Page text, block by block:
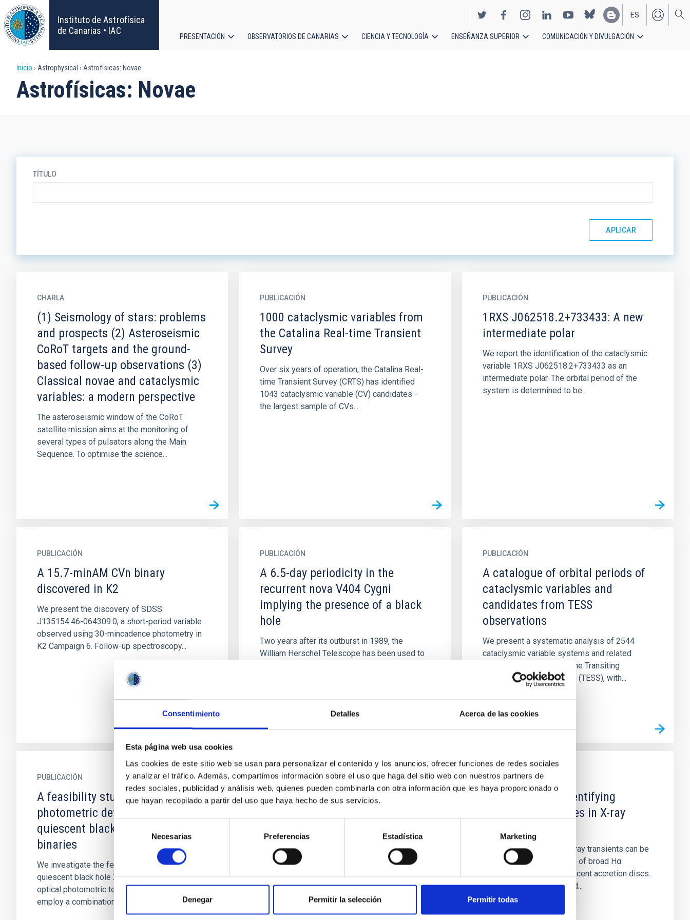
Consentimiento Detalles Acerca de las cookies
Esta página web usa cookies
Las cookies de este sitio web se usan para personalizar el contenido y los anuncios, ofrecer funciones de redes sociales
y analizar el tráfico. Además, compartimos información sobre el uso que haga del sitio web con nuestros partners de
redes sociales, publicidad y análisis web, quienes pueden combinarla con otra información que les haya proporcionado o
que hayan recopilado a partir del uso que haya hecho de sus servicios.
Selección
consentimiento
Necesarias Preferencias Estadística Marketing
Denegar Permitir la selección Permitir todas
Pasar
al
contenido
principal
Instituto de Astrofísica
de Canarias • IAC
EN
ES
PRESENTACIÓN OBSERVATORIOS DE CANARIAS CIENCIA Y TECNOLOGÍA ENSEÑANZA SUPERIOR COMUNICACIÓN Y DIVULGACIÓN
Sobrescribir
enlaces
Inicio Astrophysical Astrofísicas: Novae
Astrofísicas: Novae
TÍTULO
CHARLA
(1) Seismology of stars: problems
and prospects (2) Asteroseismic
CoRoT targets and the ground-
based follow-up observations (3)
Classical novae and cataclysmic
variables: a modern perspective
The asteroseismic window of the CoRoT
satellite mission aims at the monitoring of
several types of pulsators along the Main
Sequence. To optimise the science...
PUBLICACIÓN
1000 cataclysmic variables from
the Catalina Real-time Transient
Survey
Over six years of operation, the Catalina Real-
time Transient Survey (CRTS) has identified
1043 cataclysmic variable (CV) candidates -
the largest sample of CVs...
PUBLICACIÓN
1RXS J062518.2+733433: A new
intermediate polar
We report the identification of the cataclysmic
variable 1RXS J062518.2+733433 as an
intermediate polar. The orbital period of the
system is determined to be...
PUBLICACIÓN
A 15.7-minAM CVn binary
discovered in K2
We present the discovery of SDSS
J135154.46-064309.0, a short-period variable
observed using 30-mincadence photometry in
K2 Campaign 6. Follow-up spectroscopy...
PUBLICACIÓN
A 6.5-day periodicity in the
recurrent nova V404 Cygni
implying the presence of a black
hole
Two years after its outburst in 1989, the
William Herschel Telescope has been used to
PUBLICACIÓN
A catalogue of orbital periods of
cataclysmic variables and
candidates from TESS
observations
We present a systematic analysis of 2544
cataclysmic variable systems and related
candidates observed by the Transiting
Exoplanet Survey Satellite (TESS), with...
PUBLICACIÓN
A feasibility study on the
photometric detection of
quiescent black hole X-ray
binaries
We investigate the feasibility of detecting
quiescent black hole X-ray binaries using
optical photometric techniques. To test this, we
employ a combination of r...
PUBLICACIÓN
A FWHM–K2 Correlation in Black
We compare {{{H}}}α emission profiles of 12
neutron star X-ray transients (SXTs) in
PUBLICACIÓN
A Hα metric for identifying
dormant black holes in X-ray
Dormant black holes in X-ray transients can be
identified by the presence of broad Hα
emission lines from quiescent accretion discs.
Unfortunately, short-period...